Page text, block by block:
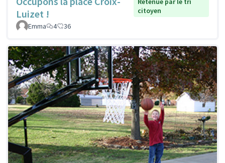
Luizet !
citoyen
Emma
4 36